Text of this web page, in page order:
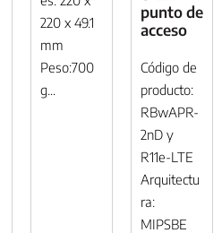
220 x 49.1
mm
Peso:700
g...
punto de
acceso
Código de
producto:
RBwAPR-
2nD y
R11e-LTE
Arquitectu
ra:
MIPSBE